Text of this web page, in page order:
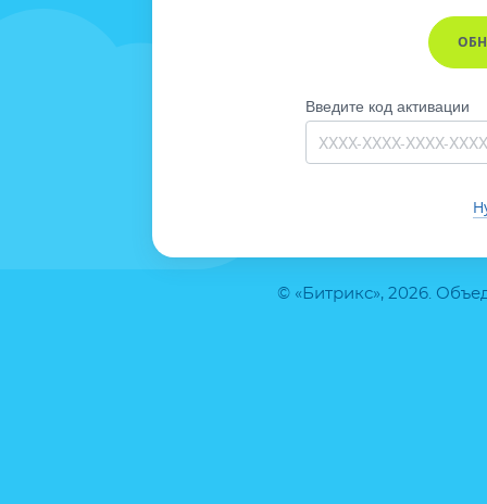
© «Битрикс», 2026.
Введите код активации